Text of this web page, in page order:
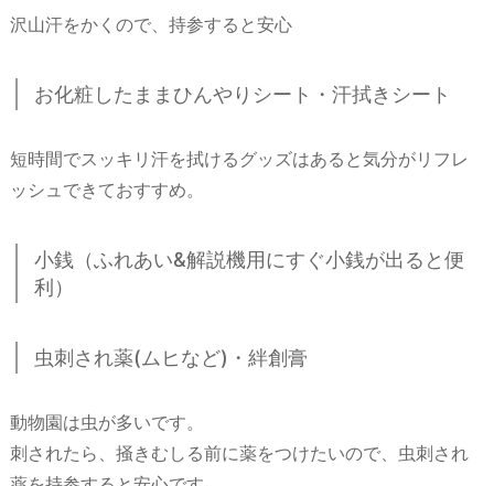
沢山汗をかくので、持参すると安心
お化粧したままひんやりシート・汗拭きシート
短時間でスッキリ汗を拭けるグッズはあると気分がリフレ
ッシュできておすすめ。
小銭（ふれあい&解説機用にすぐ小銭が出ると便
利）
虫刺され薬(ムヒなど)・絆創膏
動物園は虫が多いです。
刺されたら、掻きむしる前に薬をつけたいので、虫刺され